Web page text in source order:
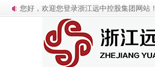
您好，欢迎您登录浙江远中控股集团网站！